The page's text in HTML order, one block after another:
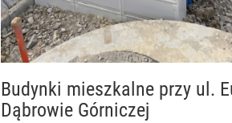
Budynki mieszkalne przy ul.
Dąbrowie Górniczej